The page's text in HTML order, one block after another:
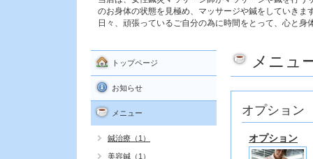
のお身体の状態を見極め、マッサージや鍼をしていき
日々、頑張っているご自分の為に時間をとって、心と身
メニュ
オプション
オプション
トップページ
お知らせ
メニュー
鍼治療（1）
美容鍼（1）